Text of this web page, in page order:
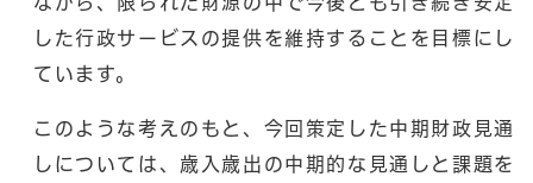
した行政サービスの提供を維持することを目標にし
ています。
このような考えのもと、今回策定した中期財政見通
しについては、歳入歳出の中期的な見通しと課題を